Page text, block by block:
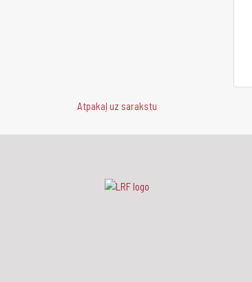
Atpakaļ uz sarakstu